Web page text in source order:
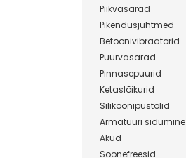
Piikvasarad
Pikendusjuhtmed
Betoonivibraatorid
Puurvasarad
Pinnasepuurid
Ketaslõikurid
Silikoonipüstolid
Armatuuri sidumine
Akud
Soonefreesid